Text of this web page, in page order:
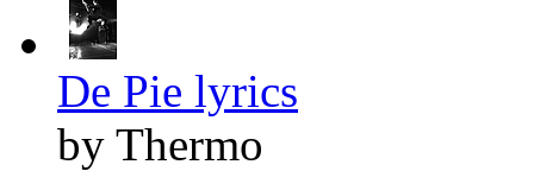
De Pie lyrics
by Thermo